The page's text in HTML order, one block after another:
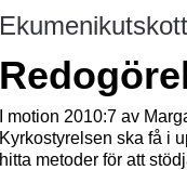
I motion 2010:7 av
Kyrkostyrelsen ska få i
hitta metoder för att